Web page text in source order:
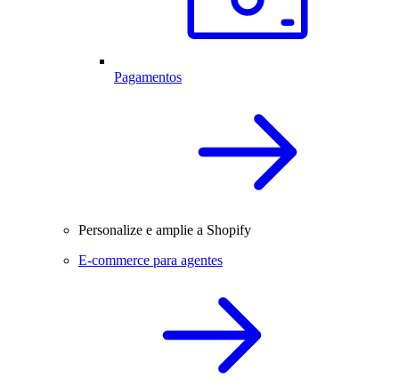
Pagamentos
Personalize e amplie a Shopify
E-commerce para agentes